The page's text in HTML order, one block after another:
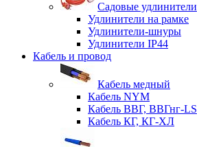
Садовые удлинители
Удлинители на рамке
Удлинители-шнуры
Удлинители IP44
Кабель и провод
Кабель медный
Кабель NYM
Кабель ВВГ, ВВГнг-LS
Кабель КГ, КГ-ХЛ